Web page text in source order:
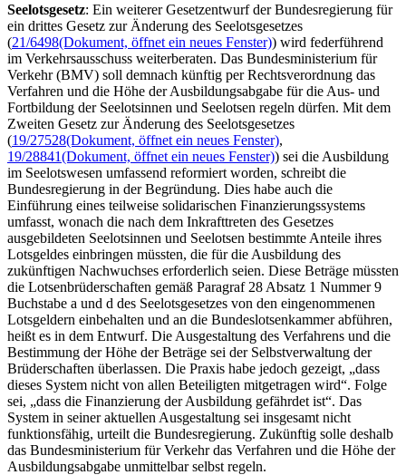
Seelotsgesetz: Ein weiterer Gesetzentwurf der Bundesregierung für
ein drittes Gesetz zur Änderung des Seelotsgesetzes
(21/6498(Dokument, öffnet ein neues Fenster)) wird federführend
im Verkehrsausschuss weiterberaten. Das Bundesministerium für
Verkehr (BMV) soll demnach künftig per Rechtsverordnung das
Verfahren und die Höhe der Ausbildungsabgabe für die Aus- und
Fortbildung der Seelotsinnen und Seelotsen regeln dürfen. Mit dem
Zweiten Gesetz zur Änderung des Seelotsgesetzes
(19/27528(Dokument, öffnet ein neues Fenster),
19/28841(Dokument, öffnet ein neues Fenster)) sei die Ausbildung
im Seelotswesen umfassend reformiert worden, schreibt die
Bundesregierung in der Begründung. Dies habe auch die
Einführung eines teilweise solidarischen Finanzierungssystems
umfasst, wonach die nach dem Inkrafttreten des Gesetzes
ausgebildeten Seelotsinnen und Seelotsen bestimmte Anteile ihres
Lotsgeldes einbringen müssten, die für die Ausbildung des
zukünftigen Nachwuchses erforderlich seien. Diese Beträge müssten
die Lotsenbrüderschaften gemäß Paragraf 28 Absatz 1 Nummer 9
Buchstabe a und d des Seelotsgesetzes von den eingenommenen
Lotsgeldern einbehalten und an die Bundeslotsenkammer abführen,
heißt es in dem Entwurf. Die Ausgestaltung des Verfahrens und die
Bestimmung der Höhe der Beträge sei der Selbstverwaltung der
Brüderschaften überlassen. Die Praxis habe jedoch gezeigt, „dass
dieses System nicht von allen Beteiligten mitgetragen wird“. Folge
sei, „dass die Finanzierung der Ausbildung gefährdet ist“. Das
System in seiner aktuellen Ausgestaltung sei insgesamt nicht
funktionsfähig, urteilt die Bundesregierung. Zukünftig solle deshalb
das Bundesministerium für Verkehr das Verfahren und die Höhe der
Ausbildungsabgabe unmittelbar selbst regeln.